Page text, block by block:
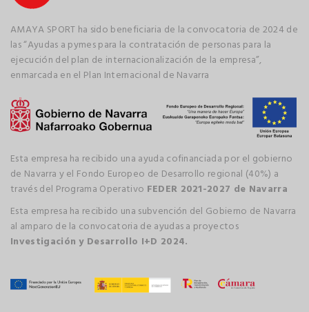
AMAYA SPORT ha sido beneficiaria de la convocatoria de 2024 de
las “Ayudas a pymes para la contratación de personas para la
ejecución del plan de internacionalización de la empresa”,
enmarcada en el Plan Internacional de Navarra
Esta empresa ha recibido una ayuda cofinanciada por el gobierno
de Navarra y el Fondo Europeo de Desarrollo regional (40%) a
través del Programa Operativo FEDER 2021-2027 de Navarra
Esta empresa ha recibido una subvención del Gobierno de Navarra
al amparo de la convocatoria de ayudas a proyectos
Investigación y Desarrollo I+D 2024.